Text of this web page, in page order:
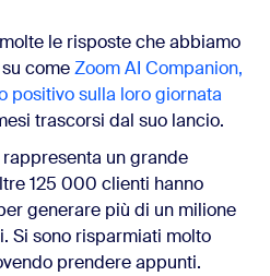
le risposte che abbiamo
comeZoom AI Companion,
positivo sulla loro giornata
trascorsi dal suo lancio.
un grande
125 000 clienti hanno
generare più di un milione
Si sono risparmiati molto
prendere appunti.